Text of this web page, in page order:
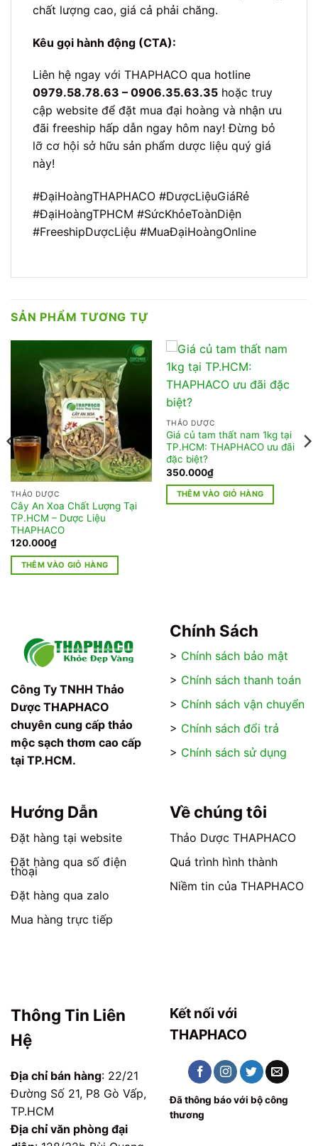
chất lượng cao, giá cả phải chăng.
Kêu gọi hành động (CTA):
Liên hệ ngay với THAPHACO qua hotline
0979.58.78.63 – 0906.35.63.35 hoặc truy
cập website để đặt mua đại hoàng và nhận ưu
đãi freeship hấp dẫn ngay hôm nay! Đừng bỏ
lỡ cơ hội sở hữu sản phẩm dược liệu quý giá
này!
#ĐạiHoàngTHAPHACO #DượcLiệuGiáRẻ
#ĐạiHoàngTPHCM #SứcKhỏeToànDiện
#FreeshipDượcLiệu #MuaĐạiHoàngOnline
SẢN PHẨM TƯƠNG TỰ
THẢO DƯỢC
Cây An Xoa Chất Lượng Tại
TP.HCM – Dược Liệu
THAPHACO
120.000₫
THÊM VÀO GIỎ HÀNG
THẢO DƯỢC
Giá củ tam thất nam 1kg tại
TP.HCM: THAPHACO ưu đãi
đặc biệt?
350.000₫
THÊM VÀO GIỎ HÀNG
Công Ty TNHH Thảo
Dược THAPHACO
chuyên cung cấp thảo
mộc sạch thơm cao cấp
tại TP.HCM.
Chính Sách
> Chính sách bảo mật
> Chính sách thanh toán
> Chính sách vận chuyển
> Chính sách đổi trả
> Chính sách sử dụng
Hướng Dẫn
Đặt hàng tại website
Đặt hàng qua số điện
thoại
Đặt hàng qua zalo
Mua hàng trực tiếp
Về chúng tôi
Thảo Dược THAPHACO
Quá trình hình thành
Niềm tin của THAPHACO
Thông Tin Liên
Hệ
Địa chỉ bán hàng: 22/21
Đường Số 21, P8 Gò Vấp,
TP.HCM
Địa chỉ văn phòng đại
Kết nối với
THAPHACO
Đã thông báo với bộ công
thương